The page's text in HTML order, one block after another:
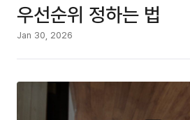
우선순위 정하는 법
Jan 30, 2026